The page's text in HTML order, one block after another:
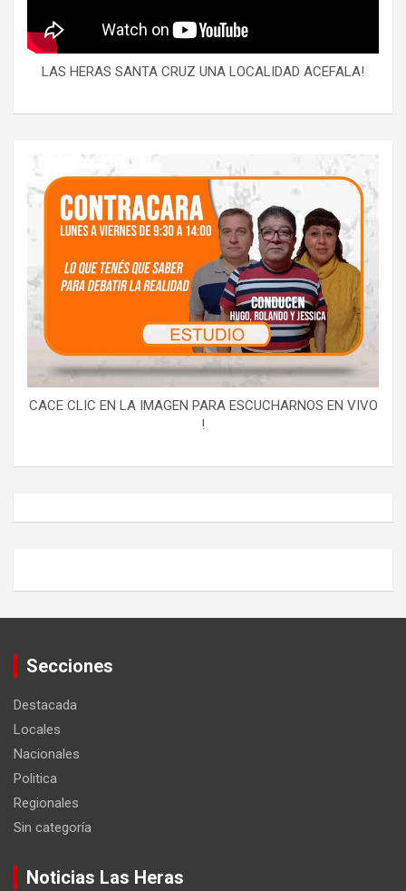
LAS HERAS SANTA CRUZ UNA LOCALIDAD ACEFALA!
CACE CLIC EN LA IMAGEN PARA ESCUCHARNOS EN VIVO
!
Secciones
Destacada
Locales
Nacionales
Politica
Regionales
Sin categoría
Noticias Las Heras